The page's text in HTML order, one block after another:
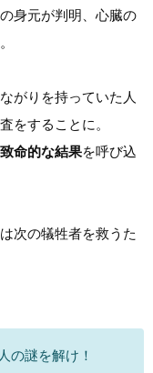
身元が判明、心臓の
がりを持っていた人
をすることに。
致命的な結果を呼び込
は次の犠牲者を救うた
の謎を解け！